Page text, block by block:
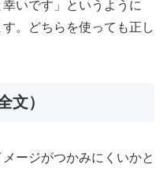
いです」というように
。どちらを使っても正し
文）
ージがつかみにくいかと